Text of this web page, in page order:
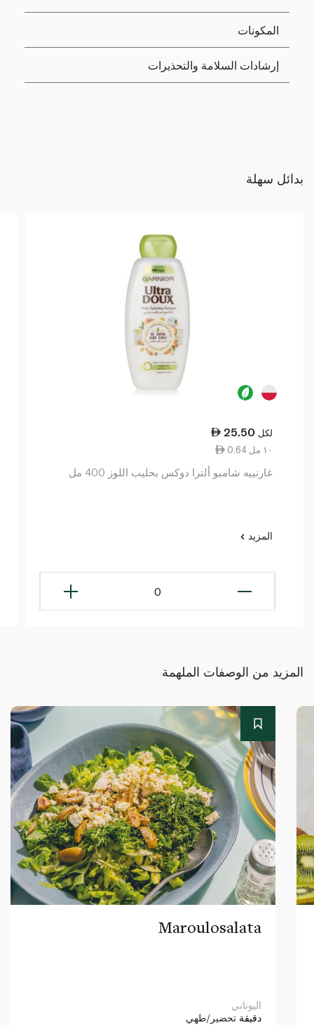
المكونات
إرشادات السلامة والتحذيرات
بدائل سهلة
25.50 لكل
0.64 ١٠ مل
غارنييه شامبو ألترا دوكس بحليب اللوز 400 مل
المزيد
0
المزيد من الوصفات الملهمة
Maroulosalata
اليوناني
دقيقة تحضير/طهي